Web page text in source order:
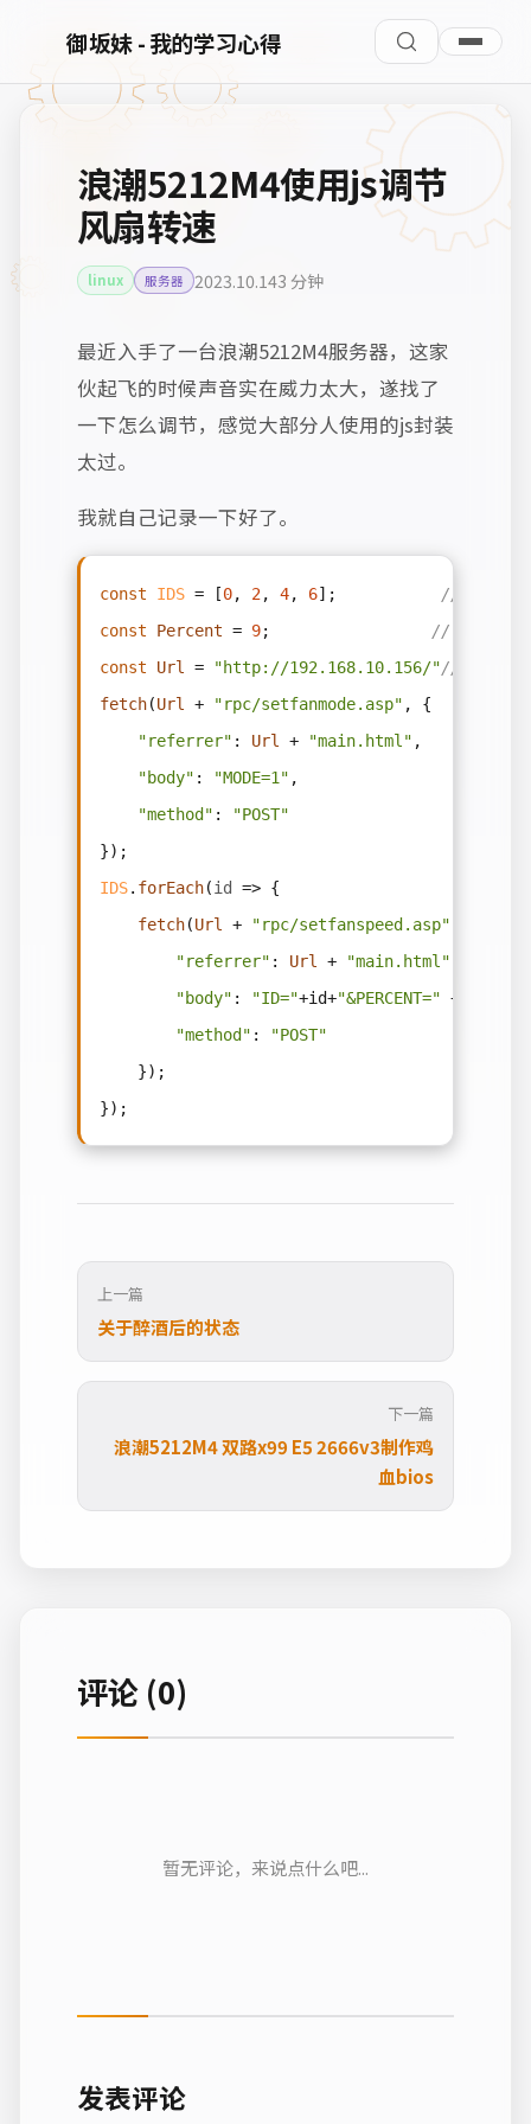
御坂妹 - 我的学习心得
浪潮5212M4使用js调节
风扇转速
linux 服务器 2023.10.143 分钟
最近入手了一台浪潮5212M4服务器，这家
伙起飞的时候声音实在威力太大，遂找了
一下怎么调节，感觉大部分人使用的js封装
太过。
我就自己记录一下好了。
const IDS = [0, 2, 4, 6];
// 风扇编
const
Percent = 9;
// 风扇速度
const
Url = "http://192.168.10.156/"// ipmi的
fetch(Url + "rpc/setfanmode.asp" , {
"referrer" : Url + "main.html" ,
"body" : "MODE=1" ,
"method" :
"POST"
IDS. forEach(id => {
fetch(Url + "rpc/setfanspeed.asp"
"referrer" : Url + "main.html"
"body" : "ID="+id+"&PERCENT=" +
"method" :
"POST"
    });
上一篇
关于醉酒后的状态
下一篇
浪潮5212M4 双路x99 E5 2666v3制作鸡
血bios
评论 (0)
暂无评论，来说点什么吧...
发表评论